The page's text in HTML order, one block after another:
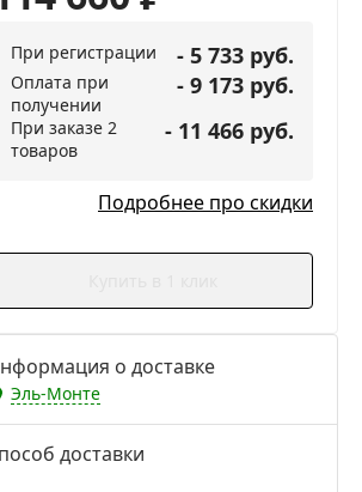
При регистрации - 5 733 руб.
Оплата при
получении
- 9 173 руб.
При заказе 2
товаров
- 11 466 руб.
Подробнее про скидки
о доставке
Эль-Монте
доставки